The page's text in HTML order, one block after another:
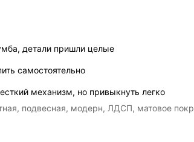
детали пришли целые
самостоятельно
механизм, но привыкнуть легко
подвесная, модерн, ЛДСП, матовое